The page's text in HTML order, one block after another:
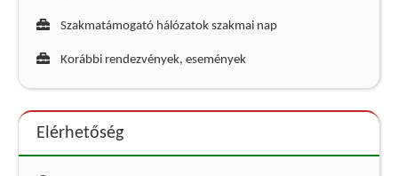
Szakmatámogató hálózatok szakmai nap
Korábbi rendezvények, események
Elérhetőség